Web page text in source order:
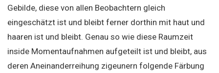
Gebilde, diese von allen Beobachtern gleich
eingeschätzt ist und bleibt ferner dorthin mit haut und
haaren ist und bleibt. Genau so wie diese Raumzeit
inside Momentaufnahmen aufgeteilt ist und bleibt, aus
deren Aneinanderreihung zigeunern folgende Färbung